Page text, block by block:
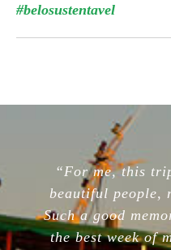
#belosustentavel
“For me, this
beautiful people,
Such a good
the best week of